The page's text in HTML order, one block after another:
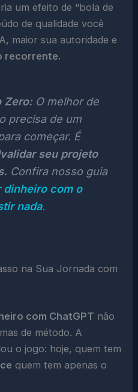
um efeito de “bola de
de qualidade você
maior sua autoridade e
recorrente.
Zero:O melhor de
precisa de um
começar. É
validar seu projeto
Confira nosso guia
dinheiro com o
nada.
na Sua Jornada com
com ChatGPT não
de método. A
o jogo: hoje, quem tem
quem tem apenas o